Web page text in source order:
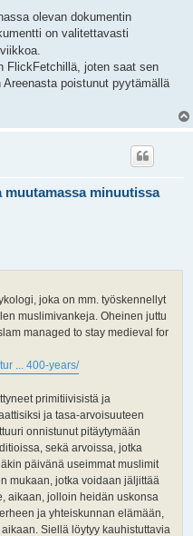
olevan dokumentin
on valitettavasti
FlickFetchillä, joten saat sen
poistunut pyytämällä
muutamassa minuutissa
joka on mm. työskennellyt
muslimivankeja. Oheinen juttu
managed to stay medieval for
... 400-years/
primitiivisistä ja
ja tasa-arvoisuuteen
onnistunut pitäytymään
sekä arvoissa, jotka
päivänä useimmat muslimit
mukaan, jotka voidaan jäljittää
aikaan, jolloin heidän uskonsa
ja yhteiskunnan elämään,
Siellä löytyy kauhistuttavia